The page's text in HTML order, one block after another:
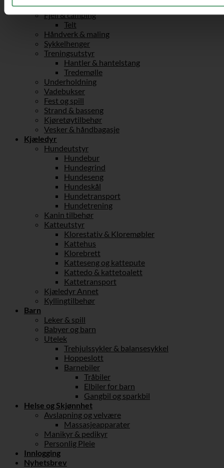
Taustiger & Klatrenett
Fjell & camping
Telt
Håndverk & maling
Sykkelhenger
Treningsutstyr
Hantler & hantelstang
Tredemølle
Underholdning
Vadebukser
Fest og spill
Strand & basseng
Kjøretøytilbehør
Vesker & håndbagasje
Kjæledyr
Hundeutstyr
Hundebur
Hundegrind
Hundeseng
Hundeskål
Hundetransport
Hundetrening
Kanin tilbehør
Katteutstyr
Klorestativ & Kloremøbler
Kattehus
Klorebrett
Katteseng og kattepute
Kattedo & kattetoalett
Kattetransport
Kjæledyr Annet
Kyllingtilbehør
Barn
Leker & spill
Babyer og barn
Utelek
Trehjulssykler & balansesykkel
Hoppeslott
Barnebiler
Tråbiler
Elbiler for barn
Gangbil og sparkbil
Helse og Skjønnhet
Avslapning og velvære
Massasjeapparater
Manikyr & pedikyr
Personlig Pleie
Innlogging
Nyhetsbrev